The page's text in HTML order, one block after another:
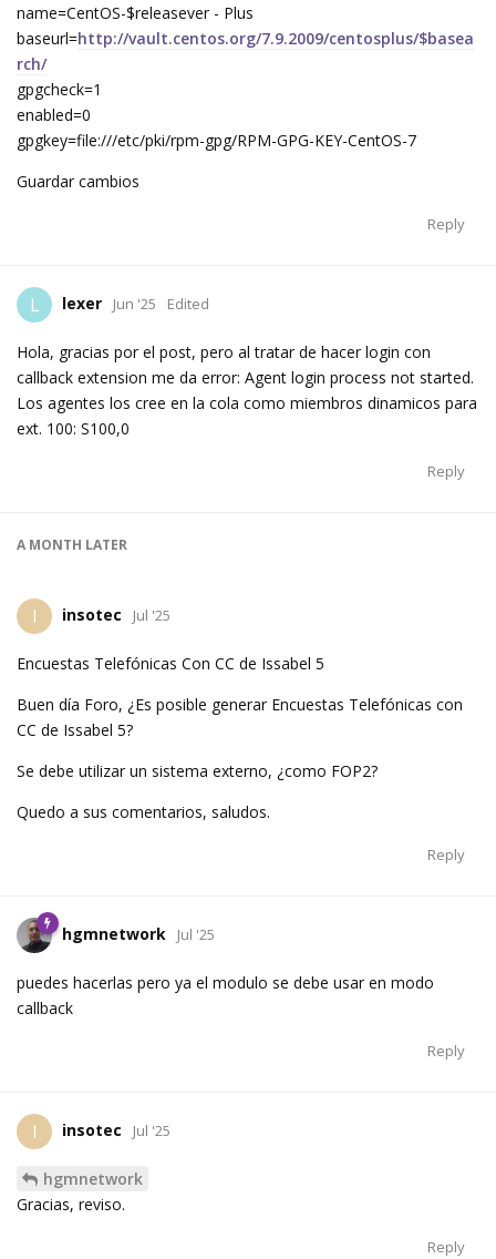
name=CentOS-$releasever - Plus
baseurl=http://vault.centos.org/7.9.2009/centosplus/$basea
rch/
gpgcheck=1
enabled=0
gpgkey=file:///etc/pki/rpm-gpg/RPM-GPG-KEY-CentOS-7
Guardar cambios
Reply
L lexer Jun '25 Edited
Hola, gracias por el post, pero al tratar de hacer login con
callback extension me da error: Agent login process not started.
Los agentes los cree en la cola como miembros dinamicos para
ext. 100: S100,0
Reply
A MONTH LATER
I insotec Jul '25
Encuestas Telefónicas Con CC de Issabel 5
Buen día Foro, ¿Es posible generar Encuestas Telefónicas con
CC de Issabel 5?
Se debe utilizar un sistema externo, ¿como FOP2?
Quedo a sus comentarios, saludos.
Reply
hgmnetwork Jul '25
puedes hacerlas pero ya el modulo se debe usar en modo
callback
Reply
I insotec Jul '25
hgmnetwork
Gracias, reviso.
Reply